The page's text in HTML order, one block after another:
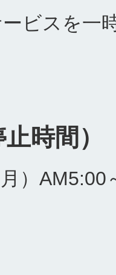
ビスを一
時間）
）